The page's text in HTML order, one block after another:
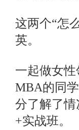
这两个“怎
英。
一起做女
MBA的同
分了解了
+实战班。